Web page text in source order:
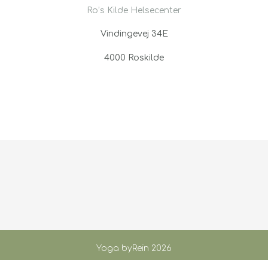
Ro’s Kilde Helsecenter
Vindingevej 34E
4000 Roskilde
Yoga byRein 2026